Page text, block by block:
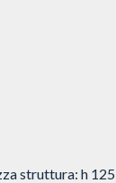
struttura: h 125